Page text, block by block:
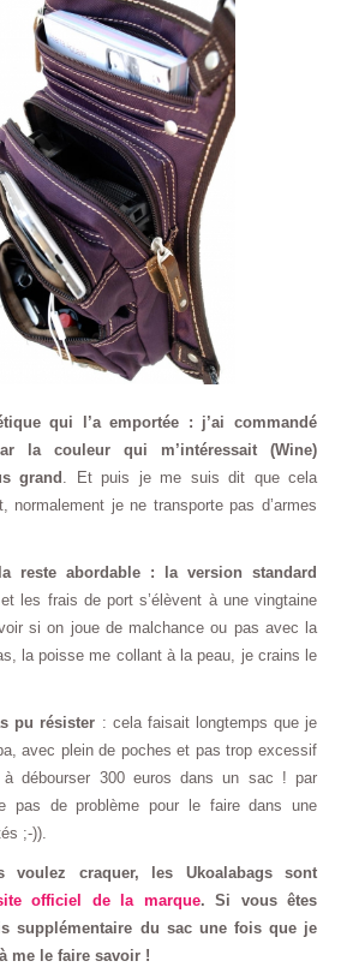
qui l’a emportée : j’ai commandé
la couleur qui m’intéressait (Wine)
grand . Et puis je me suis dit que cela
normalement je ne transporte pas d’armes
reste abordable : la version standard
les frais de port s’élèvent à une vingtaine
si on joue de malchance ou pas avec la
la poisse me collant à la peau, je crains le
pu résister : cela faisait longtemps que je
avec plein de poches et pas trop excessif
débourser 300 euros dans un sac ! par
pas de problème pour le faire dans une
;-)).
craquer, les Ukoalabags sont
officiel de la marque. Si vous êtes
supplémentaire du sac une fois que je
me le faire savoir !